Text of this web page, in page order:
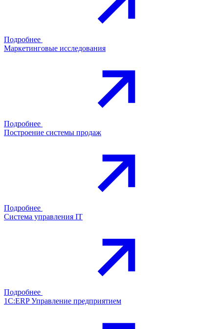
Подробнее
Маркетинговые исследования
Подробнее
Построение системы продаж
Подробнее
Система управления IT
Подробнее
1С:ERP Управление предприятием